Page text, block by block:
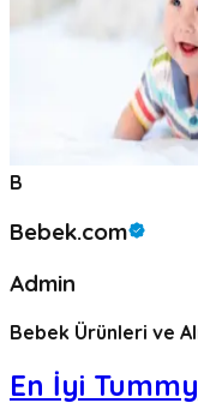
B
Bebek.com
Admin
Bebek Ürünleri ve
En İyi